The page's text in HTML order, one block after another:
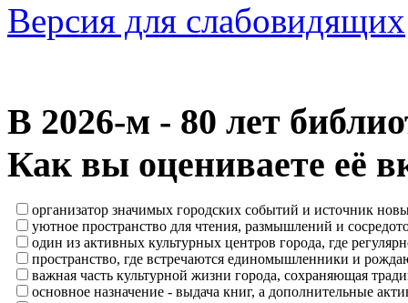
Версия для слабовидящих
В 2026‑м - 80 лет
Как вы оцениваете её
организатор значимых городских событий и источник
уютное пространство для чтения, размышлений и
один из активных культурных центров города, где
пространство, где встречаются единомышленники и
важная часть культурной жизни города, сохраняющая
основное назначение - выдача книг, а дополнительные